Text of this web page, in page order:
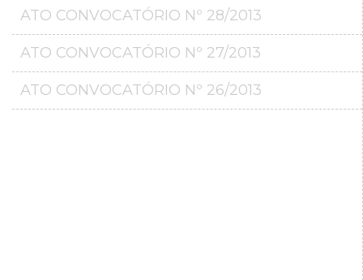
ATO CONVOCATÓRIO Nº 28/2013
ATO CONVOCATÓRIO Nº 27/2013
ATO CONVOCATÓRIO Nº 26/2013